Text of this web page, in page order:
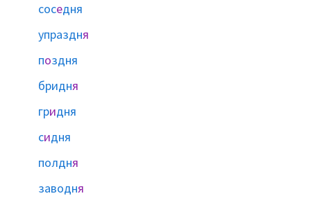
соседня
упраздня
поздня
бридня
гридня
сидня
полдня
заводня